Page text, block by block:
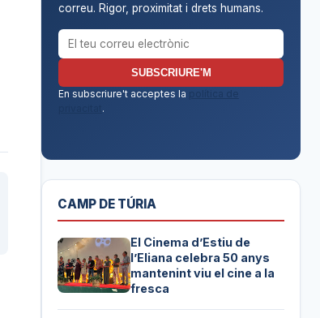
correu. Rigor, proximitat i drets humans.
Correu electrònic per al butlletí
SUBSCRIURE'M
En subscriure't acceptes la
política de
.
CAMP DE TÚRIA
El Cinema d’Estiu de
l’Eliana celebra 50 anys
mantenint viu el cine a la
fresca